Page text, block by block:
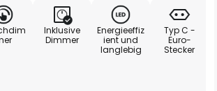
Inklusive
Dimmer
Energieeffiz
ient und
langlebig
Typ C -
Euro-
Stecker